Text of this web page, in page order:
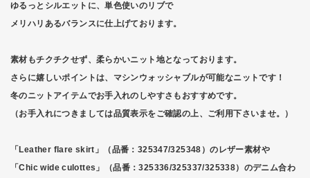
ゆるっとシルエットに、単色使いのリブで
メリハリあるバランスに仕上げております。
素材もチクチクせず、柔らかいニット地となっております。
さらに嬉しいポイントは、マシンウォッシャブルが可能なニットです！
冬のニットアイテムでお手入れのしやすさもおすすめです。
（お手入れにつきましては品質表示をご確認の上、ご利用下さいませ。）
「Leather flare skirt」（品番：325347/325348）のレザー素材や
「Chic wide culottes」（品番：325336/325337/325338）のデニム合わ